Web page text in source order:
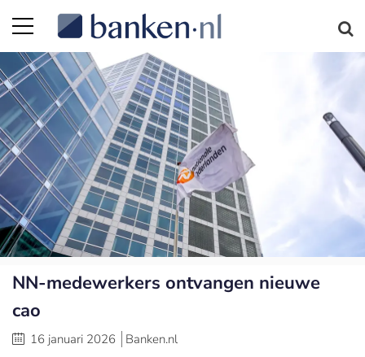
NN-medewerkers ontvangen nieuwe
cao
16 januari 2026 Banken.nl